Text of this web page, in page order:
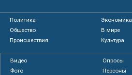
Политика
Экономика
Общество
В мире
Происшествия
Культура
Видео
Опросы
Фото
Персоны